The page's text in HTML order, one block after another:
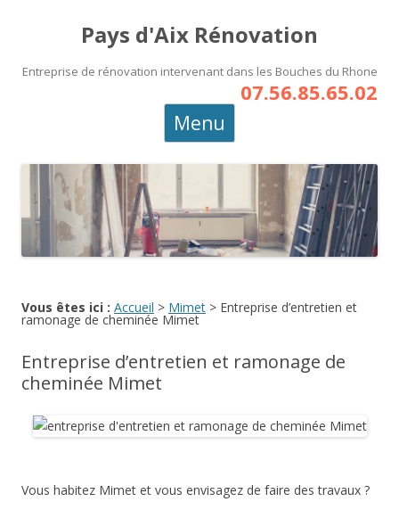
Pays d'Aix Rénovation
Entreprise de rénovation intervenant dans les Bouches du Rhone
07.56.85.65.02
Menu
Vous êtes ici : Accueil > Mimet > Entreprise d’entretien et
ramonage de cheminée Mimet
Entreprise d’entretien et ramonage de
cheminée Mimet
Vous habitez Mimet et vous envisagez de faire des travaux ?